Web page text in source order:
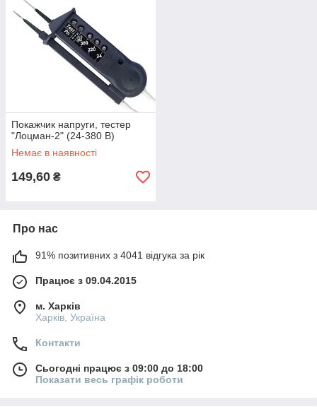
Покажчик напруги, тестер
"Лоцман-2" (24-380 В)
Немає в наявності
149,60 ₴
Про нас
91% позитивних з 4041 відгука за рік
Працює з 09.04.2015
м. Харків
Харків, Україна
Контакти
Сьогодні працює з 09:00 до 18:00
Показати весь графік роботи